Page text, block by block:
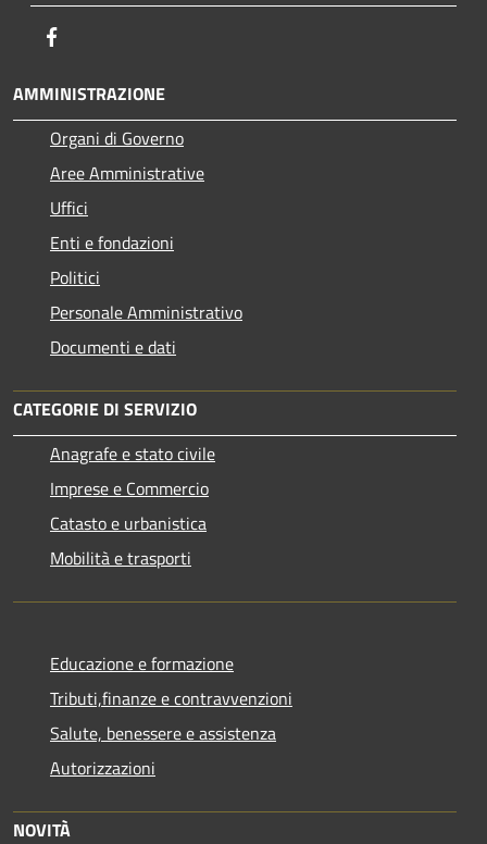
AMMINISTRAZIONE
Organi di Governo
Aree Amministrative
Uffici
Enti e fondazioni
Politici
Personale Amministrativo
Documenti e dati
CATEGORIE DI SERVIZIO
Anagrafe e stato civile
Imprese e Commercio
Catasto e urbanistica
Mobilità e trasporti
Educazione e formazione
Tributi,finanze e contravvenzioni
Salute, benessere e assistenza
Autorizzazioni
NOVITÀ